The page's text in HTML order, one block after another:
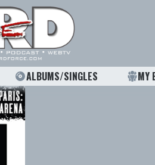
ALBUMS/SINGLES MY